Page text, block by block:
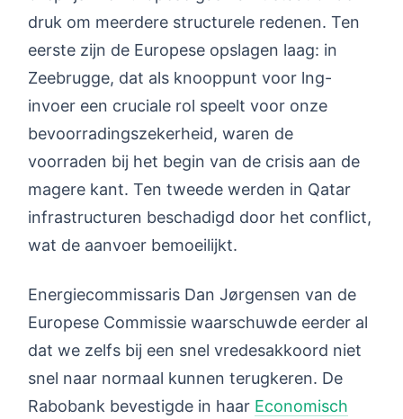
druk om meerdere structurele redenen. Ten
eerste zijn de Europese opslagen laag: in
Zeebrugge, dat als knooppunt voor lng-
invoer een cruciale rol speelt voor onze
bevoorradingszekerheid, waren de
voorraden bij het begin van de crisis aan de
magere kant. Ten tweede werden in Qatar
infrastructuren beschadigd door het conflict,
wat de aanvoer bemoeilijkt.
Energiecommissaris Dan Jørgensen van de
Europese Commissie waarschuwde eerder al
dat we zelfs bij een snel vredesakkoord niet
snel naar normaal kunnen terugkeren. De
Rabobank bevestigde in haar Economisch